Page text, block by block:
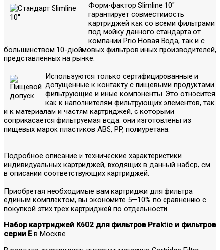
Форм-фактор Slimline 10"
гарантирует совместимость
картриджей как со всеми фильтрами
под мойку данного стандарта от
компании Prio Новая Вода, так и с
большинством 10-дюймовых фильтров иных производителей,
представленных на рынке.
Используются только сертифицированные и
допущенные к контакту с пищевыми продуктами
фильтрующие и иные компоненты. Это относится
как к наполнителям фильтрующих элементов, так
и к материалам и частям картриджей, с которыми
соприкасается фильтруемая вода: они изготовлены из
пищевых марок пластиков ABS, PP, полиуретана.
Подробное описание и технические характеристики
индивидуальных картриджей, входящих в данный набор, см.
в описании соответствующих картриджей.
Приобретая необходимые вам картриджи для фильтра
единым комплектом, вы экономите 5—10% по сравнению с
покупкой этих трех картриджей по отдельности.
Набор картриджей K602 для фильтров Praktic и фильтров
серии Eв Москве